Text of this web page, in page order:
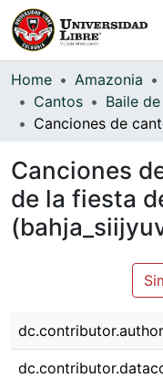
Communities &
All of DSpace
Indexers
Home Amazonia
Cantos
Canciones
de la fiesta
dc.contributor.author